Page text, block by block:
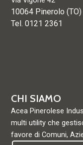
CHI SIAMO
Acea Pinerolese
multi utility che
favore di Comuni,
10064 Pinerolo (TO)
Tel. 0121 2361